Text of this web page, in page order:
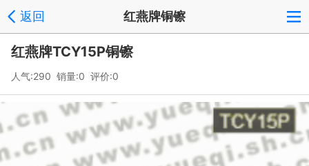
返回 红燕牌铜镲
红燕牌TCY15P铜镲
人气:290 销量:0 评价:0